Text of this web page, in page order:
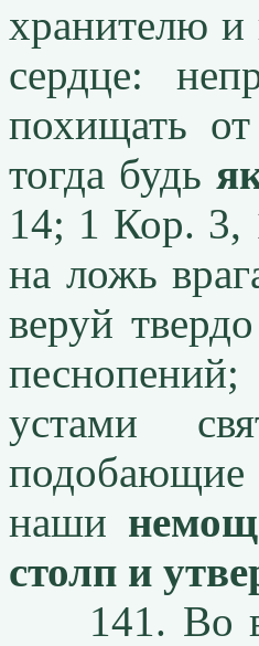
хранителю и
сердце:
похищать
тогда будь
14; 1 Кор. 3,
на ложь
веруй
устами
наши
столп и
141. Во